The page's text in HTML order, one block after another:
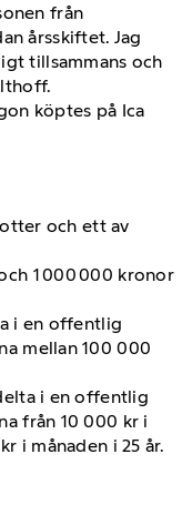
från
årsskiftet. Jag
tillsammans och
köptes på Ica
och ett av
1 000 000 kronor
i en offentlig
mellan 100 000
i en offentlig
från 10 000 kr i
i månaden i 25 år.